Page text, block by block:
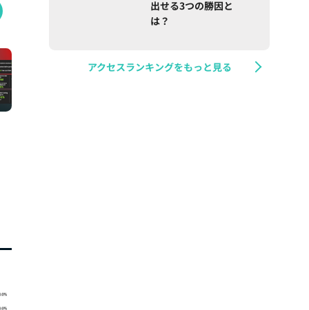
出せる3つの勝因と
は？
アクセスランキングをもっと見る